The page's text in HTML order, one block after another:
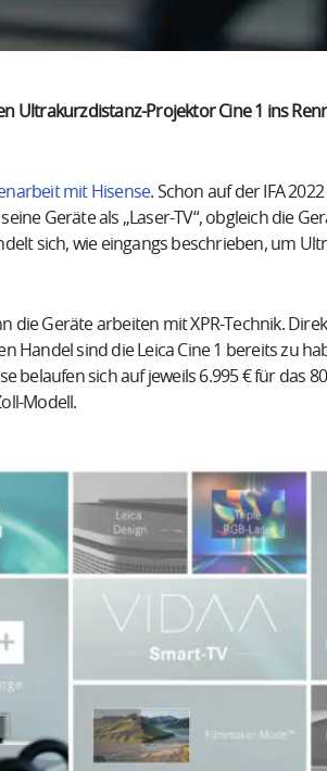
Ultrakurzdistanz-Projektor Cine 1 ins
mit Hisense. Schon auf der IFA
Geräte als „Laser-TV“, obgleich die
sich, wie eingangs beschrieben, um
die Geräte arbeiten mit XPR-Technik.
sind die Leica Cine 1 bereits zu
belaufen sich auf jeweils 6.995 € für das
Modell.